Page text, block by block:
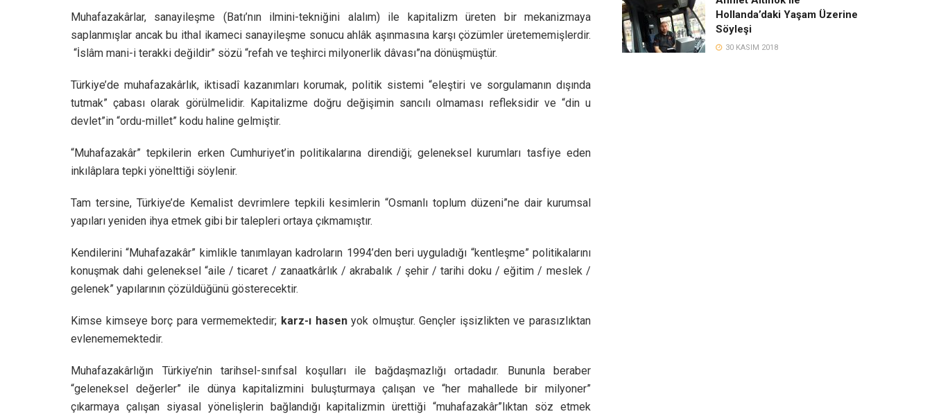
Muhafazakârlar, sanayileşme (Batı’nın ilmini-tekniğini alalım) ile kapitalizm üreten bir mekanizmaya
saplanmışlar ancak bu ithal ikameci sanayileşme sonucu ahlâk aşınmasına karşı çözümler üretememişlerdir.
“İslâm mani-i terakki değildir” sözü “refah ve teşhirci milyonerlik dâvası”na dönüşmüştür.
Türkiye’de muhafazakârlık, iktisadî kazanımları korumak, politik sistemi “eleştiri ve sorgulamanın dışında
tutmak” çabası olarak görülmelidir. Kapitalizme doğru değişimin sancılı olmaması refleksidir ve “din u
devlet”in “ordu-millet” kodu haline gelmiştir.
“Muhafazakâr” tepkilerin erken Cumhuriyet’in politikalarına direndiği; geleneksel kurumları tasfiye eden
inkılâplara tepki yönelttiği söylenir.
Tam tersine, Türkiye’de Kemalist devrimlere tepkili kesimlerin “Osmanlı toplum düzeni”ne dair kurumsal
yapıları yeniden ihya etmek gibi bir talepleri ortaya çıkmamıştır.
Kendilerini “Muhafazakâr” kimlikle tanımlayan kadroların 1994’den beri uyguladığı “kentleşme” politikalarını
konuşmak dahi geleneksel “aile / ticaret / zanaatkârlık / akrabalık / şehir / tarihi doku / eğitim / meslek /
gelenek” yapılarının çözüldüğünü gösterecektir.
Kimse kimseye borç para vermemektedir; karz-ı hasenyok olmuştur. Gençler işsizlikten ve parasızlıktan
evlenememektedir.
Muhafazakârlığın Türkiye’nin tarihsel-sınıfsal koşulları ile bağdaşmazlığı ortadadır. Bununla beraber
“geleneksel değerler” ile dünya kapitalizmini buluşturmaya çalışan ve “her mahallede bir milyoner”
çıkarmaya çalışan siyasal yönelişlerin bağlandığı kapitalizmin ürettiği “muhafazakâr”lıktan söz etmek
Hollanda’daki Yaşam Üzerine
Söyleşi
30 KASIM 2018